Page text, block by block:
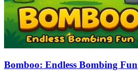
Bomboo: Endless Bombing Fun